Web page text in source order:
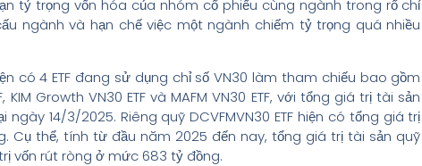
tỷ trọng vốn hóa của nhóm cổ phiếu cùng ngành trong rổ chỉ
ngành và hạn chế việc một ngành chiếm tỷ trọng quá nhiều
có 4 ETF đang sử dụng chỉ số VN30 làm tham chiếu bao gồm
KIM Growth VN30 ETF và MAFM VN30 ETF, với tổng giá trị tài sản
14/3/2025. Riêng quỹ DCVFMVN30 ETF hiện có tổng giá trị
Cụ thể, tính từ đầu năm 2025 đến nay, tổng giá trị tài sản quỹ
vốn rút ròng ở mức 683 tỷ đồng.